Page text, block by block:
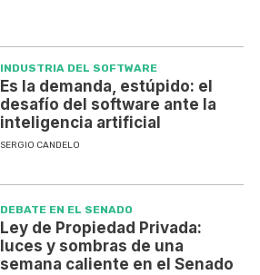
INDUSTRIA DEL SOFTWARE
Es la demanda, estúpido: el
desafío del software ante la
inteligencia artificial
SERGIO CANDELO
DEBATE EN EL SENADO
Ley de Propiedad Privada:
luces y sombras de una
semana caliente en el Senado